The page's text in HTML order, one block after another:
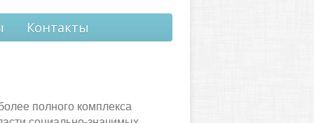
Контакты
полного комплекса